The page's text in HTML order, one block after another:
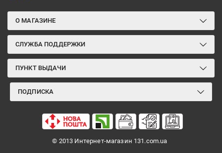
О МАГАЗИНЕ
СЛУЖБА ПОДДЕРЖКИ
ПУНКТ ВЫДАЧИ
ПОДПИСКА
© 2013 Интернет-магазин 131.com.ua